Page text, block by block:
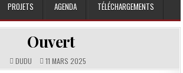
PROJETS AGENDA TÉLÉCHARGEMENTS
Ouvert
DUDU 11 MARS 2025